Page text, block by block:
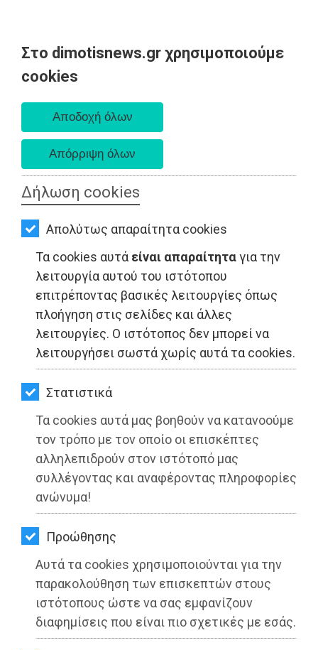
Στο dimotisnews.gr χρησιμοποιούμε
cookies
Δήλωση cookies
Απολύτως απαραίτητα cookies
Τα cookies αυτά είναι απαραίτηταγια την
λειτουργία αυτού του ιστότοπου
επιτρέποντας βασικές λειτουργίες όπως
πλοήγηση στις σελίδες και άλλες
λειτουργίες. Ο ιστότοπος δεν μπορεί να
λειτουργήσει σωστά χωρίς αυτά τα cookies.
Στατιστικά
Τα cookies αυτά μας βοηθούν να κατανοούμε
τον τρόπο με τον οποίο οι επισκέπτες
αλληλεπιδρούν στον ιστότοπό μας
συλλέγοντας και αναφέροντας πληροφορίες
ανώνυμα!
Προώθησης
Αυτά τα cookies χρησιμοποιούνται για την
παρακολούθηση των επισκεπτών στους
ιστότοπους ώστε να σας εμφανίζουν
διαφημίσεις που είναι πιο σχετικές με εσάς.
AΡΧΙΚΗ
ΕΙΔΗΣΕΙΣ
ΠΟΛΙΤΙΚΗ
ΤΟΠΙΚΗ
ΑΥΤΟΔΙΟΙΚΗΣΗ
ΟΙΚΟΝΟΜΙΑ
ΑΘΛΗΤΙΣΜΟΣ
ΠΟΛΙΤΙΣΜΟΣ
ΣΠΙΤΙ-
ΚΗΠΟΣ
ΥΓΕΙΑ
LIFESTYLE
ΤΑΞΙΔΙΑ
ΕΞΟΔΟΣ
ΠΕΡΙΒΑΛΛΟΝ
ΚΑΤΟΙΚΙΔΙΟ
ΑΓΓΕΛΙΕΣ
ΕΦΗΜΕΡΙΔΕΣ
OΔΗΓΟΣ
ΑΓΟΡΑΣ
ΕΦΗΜΕΡΙΔΕΣ - Ανατολική Αττική
Την Πέμπτη 30 Ιουνίου, κυκλοφορεί ο
νέος ΔΗΜΟΤΗΣ ΤΗΣ ΑΝΑΤΟΛΙΚΗΣ